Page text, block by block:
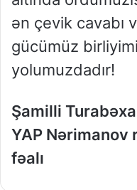
ən çevik cavabı
gücümüz
yolumuzdadır!
Şamilli
YAP Nərimanov
fəalı